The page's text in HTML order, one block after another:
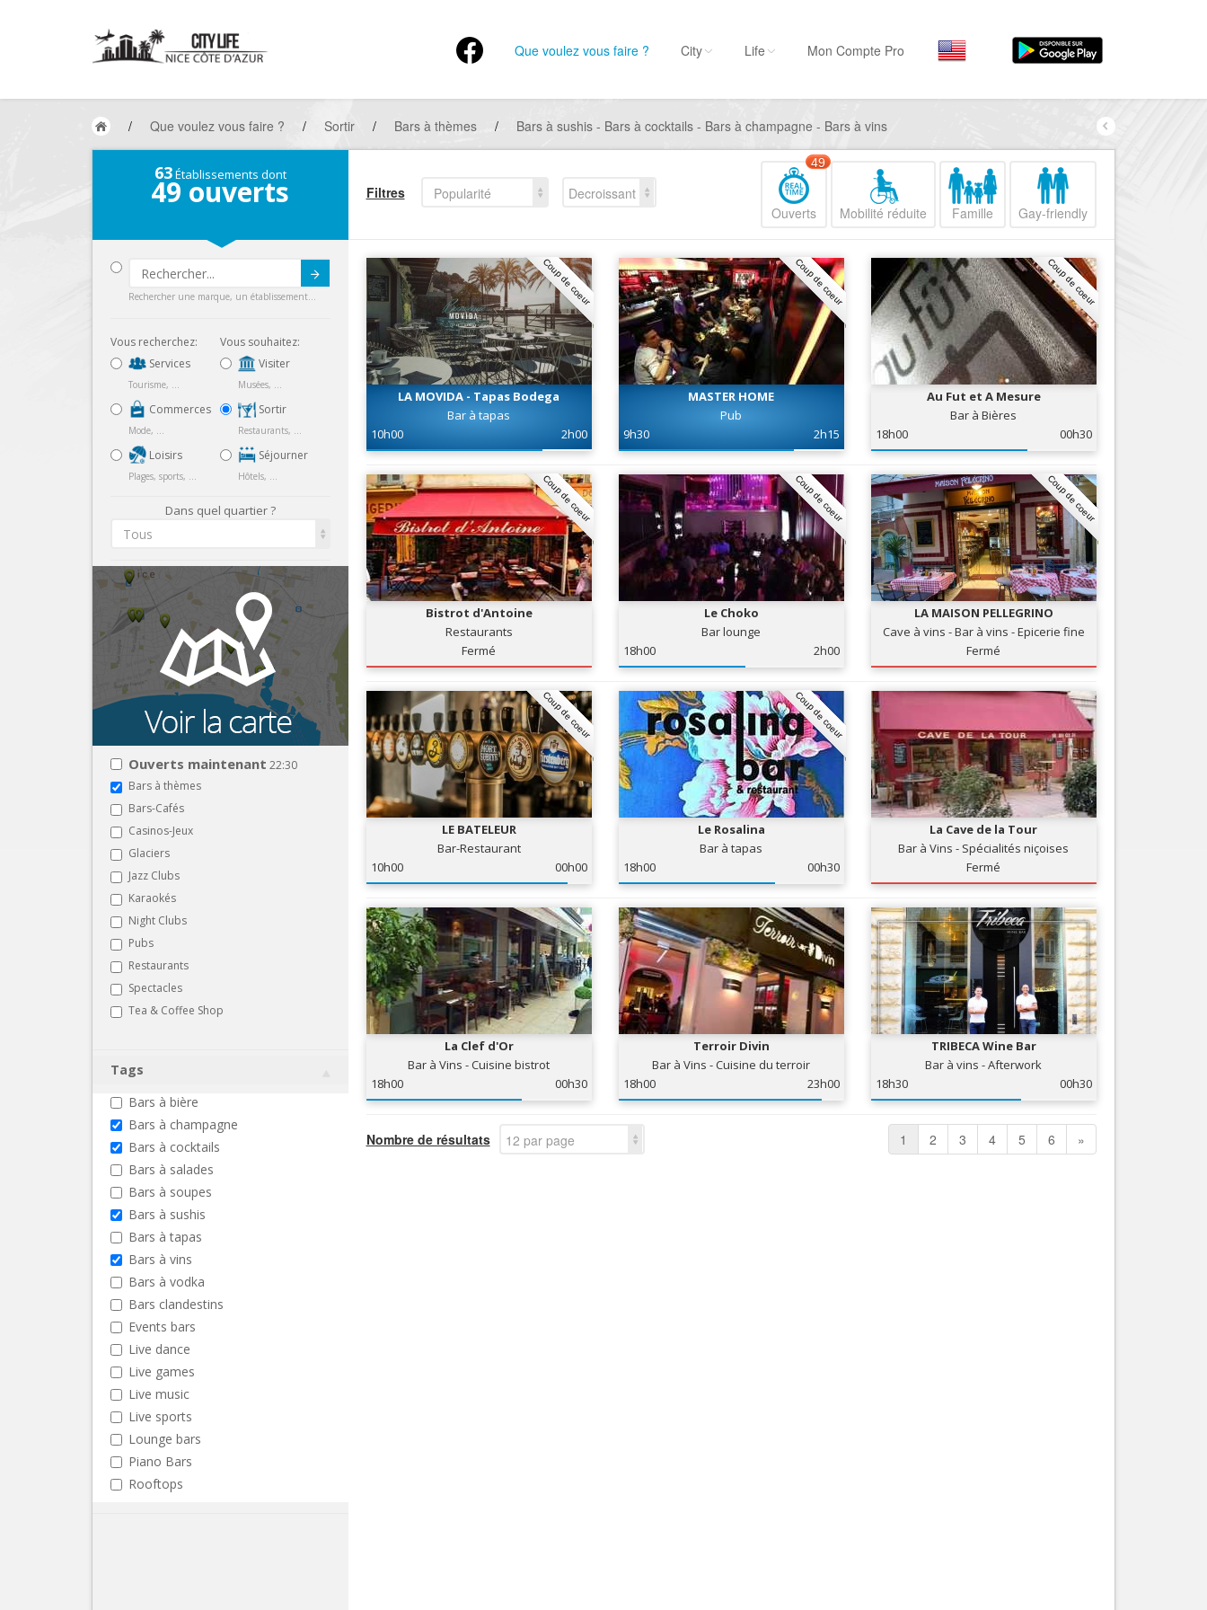
Que voulez vous faire ?
Par activité
Hôtels, ...
Visiter
Sortir
Restaurants, ...
Commerces
Mode, ...
Loisirs
Plages, sports, ...
Services
Tourisme, ...
Par quartiers
Nice Promenade du
Nice le Port
Nice le Vieux Nice
Nice le Coeur de Ville
Nice les Collines Niçoises
Nice le petit Marais Niçois
Nice la plaine du Var
Nice Aéroport
City Life Mon Compte Pro
/ Que voulez vous faire ? / Sortir / Bars à thèmes / Bars à sushis - Bars à cocktails - Bars à champagne - Bars à vins
63Établissements dont
49 ouverts
Rechercher une marque, un établissement...
Vous recherchez:
Services
Tourisme, ...
Commerces
Mode, ...
Loisirs
Plages, sports, ...
Vous souhaitez:
Visiter
Musées, ...
Sortir
Restaurants, ...
Séjourner
Hôtels, ...
Dans quel quartier ?
Tous
Ouverts maintenant 22:30
Bars à thèmes
Bars-Cafés
Casinos-Jeux
Glaciers
Jazz Clubs
Karaokés
Night Clubs
Pubs
Restaurants
Spectacles
Tea & Coffee Shop
Tags
Bars à bière
Bars à champagne
Bars à cocktails
Bars à salades
Bars à soupes
Bars à sushis
Bars à tapas
Bars à vins
Bars à vodka
Bars clandestins
Events bars
Live dance
Live games
Live music
Live sports
Lounge bars
Piano Bars
Rooftops
Filtres Popularité
Decroissant
Ouverts
49
Mobilité réduite Famille Gay-friendly
Coup de coeur
LA MOVIDA - Tapas Bodega
Bar à tapas
10h00
2h00
Coup de coeur
MASTER HOME
Pub
9h30
2h15
Coup de coeur
Au Fut et A Mesure
Bar à Bières
18h00
00h30
Coup de coeur
Bistrot d'Antoine
Restaurants
Fermé
Coup de coeur
Le Choko
Bar lounge
18h00
2h00
Coup de coeur
LA MAISON PELLEGRINO
Cave à vins - Bar à vins - Epicerie fine
Fermé
Coup de coeur
LE BATELEUR
Bar-Restaurant
10h00
00h00
Coup de coeur
Le Rosalina
Bar à tapas
18h00
00h30
La Cave de la Tour
Bar à Vins - Spécialités niçoises
Fermé
La Clef d'Or
Bar à Vins - Cuisine bistrot
18h00
00h30
Terroir Divin
Bar à Vins - Cuisine du terroir
18h00
23h00
TRIBECA Wine Bar
Bar à vins - Afterwork
18h30
00h30
Nombre de résultats 12 par page 1 2 3 4 5 6 »